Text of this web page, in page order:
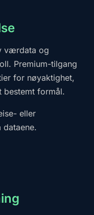
værdata og
Premium-tilgang
for nøyaktighet,
bestemt formål.
eller
dataene.